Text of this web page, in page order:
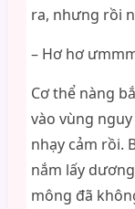
ra, nhưng rồi
– Hơ hơ
Cơ thể nàng
vào vùng
nhạy cảm rồi.
nắm lấy
mông đã